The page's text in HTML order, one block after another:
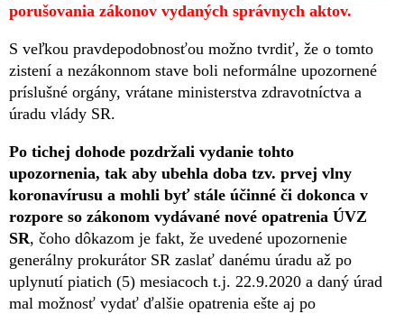
porušovania zákonov vydaných správnych aktov.
S veľkou pravdepodobnosťou možno tvrdiť, že o tomto
zistení a nezákonnom stave boli neformálne upozornené
príslušné orgány, vrátane ministerstva zdravotníctva a
úradu vlády SR.
Po tichej dohode pozdržali vydanie tohto
upozornenia, tak aby ubehla doba tzv. prvej vlny
koronavírusu a mohli byť stále účinné či dokonca v
rozpore so zákonom vydávané nové opatrenia ÚVZ
SR, čoho dôkazom je fakt, že uvedené upozornenie
generálny prokurátor SR zaslať danému úradu až po
uplynutí piatich (5) mesiacoch t.j. 22.9.2020 a daný úrad
mal možnosť vydať ďalšie opatrenia ešte aj po